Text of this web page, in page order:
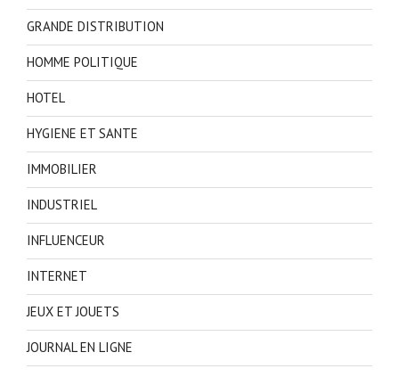
GRANDE DISTRIBUTION
HOMME POLITIQUE
HOTEL
HYGIENE ET SANTE
IMMOBILIER
INDUSTRIEL
INFLUENCEUR
INTERNET
JEUX ET JOUETS
JOURNAL EN LIGNE